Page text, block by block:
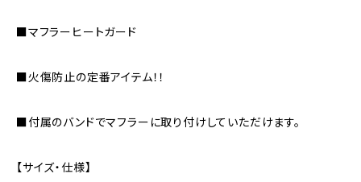
■マフラーヒートガード
■火傷防止の定番アイテム！！
■付属のバンドでマフラーに取り付けしていただけます。
【サイズ・仕様】